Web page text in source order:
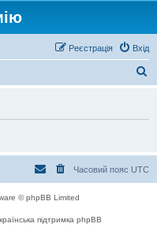
Вхід
Реєстрація
Часовий пояс UTC
© phpBB Limited
підтримка phpBB